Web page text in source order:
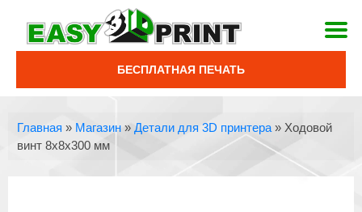
БЕСПЛАТНАЯ ПЕЧАТЬ
Главная » Магазин »Детали для 3D принтера » Ходовой
винт 8х8х300 мм